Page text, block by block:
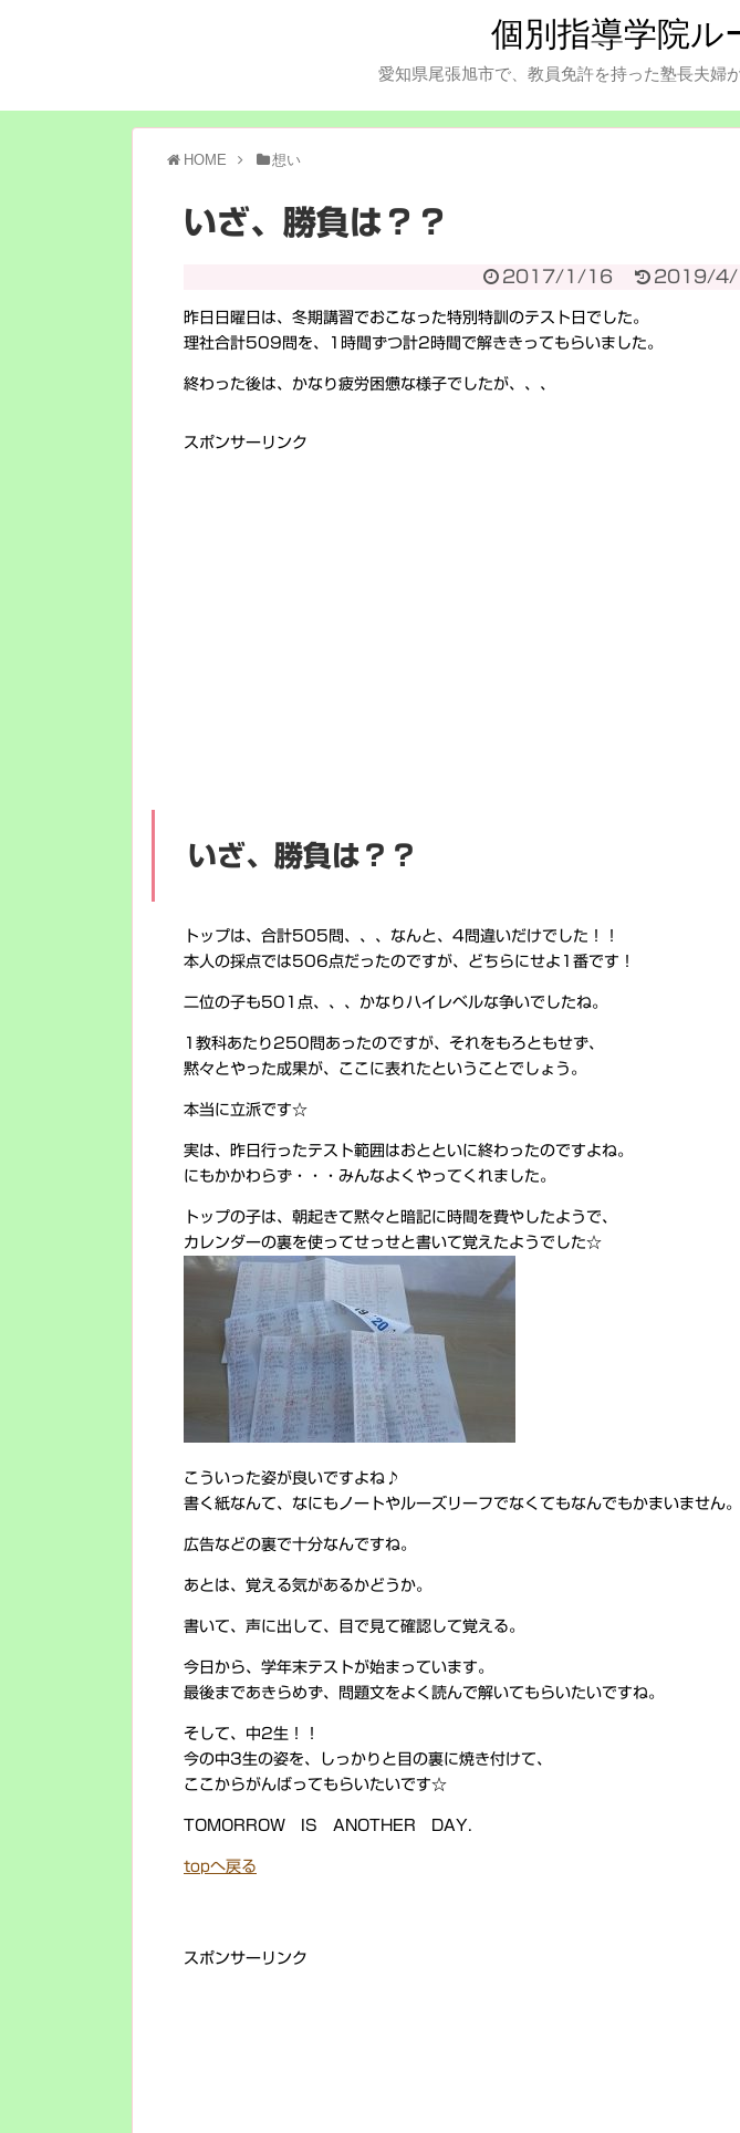
個別指導学院ル
愛知県尾張旭市で、教員免許を持った塾長夫婦
HOME 想い
いざ、勝負は？？
2017/1/16 2019/4/
昨日日曜日は、冬期講習でおこなった特別特訓のテスト日でした。
理社合計509問を、1時間ずつ計2時間で解ききってもらいました。
終わった後は、かなり疲労困憊な様子でしたが、、、
スポンサーリンク
いざ、勝負は？？
トップは、合計505問、、、なんと、4問違いだけでした！！
本人の採点では506点だったのですが、どちらにせよ1番です！
二位の子も501点、、、かなりハイレベルな争いでしたね。
1教科あたり250問あったのですが、それをもろともせず、
黙々とやった成果が、ここに表れたということでしょう。
本当に立派です☆
実は、昨日行ったテスト範囲はおとといに終わったのですよね。
にもかかわらず・・・みんなよくやってくれました。
トップの子は、朝起きて黙々と暗記に時間を費やしたようで、
カレンダーの裏を使ってせっせと書いて覚えたようでした☆
こういった姿が良いですよね♪
書く紙なんて、なにもノートやルーズリーフでなくてもなんでもかまいません。
広告などの裏で十分なんですね。
あとは、覚える気があるかどうか。
書いて、声に出して、目で見て確認して覚える。
今日から、学年末テストが始まっています。
最後まであきらめず、問題文をよく読んで解いてもらいたいですね。
そして、中2生！！
今の中3生の姿を、しっかりと目の裏に焼き付けて、
ここからがんばってもらいたいです☆
TOMORROW IS ANOTHER DAY.
topへ戻る
スポンサーリンク